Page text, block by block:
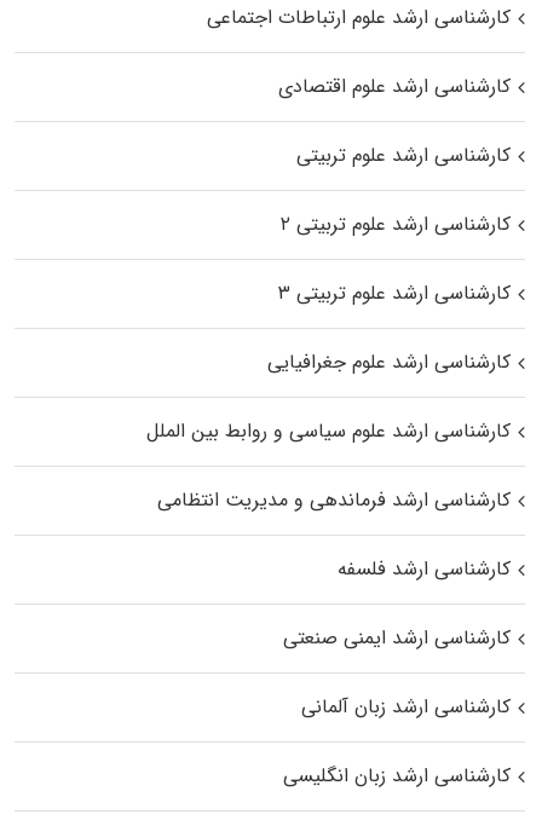
کارشناسی ارشد علوم ارتباطات اجتماعی
کارشناسی ارشد علوم اقتصادی
کارشناسی ارشد علوم تربیتی
کارشناسی ارشد علوم تربیتی ۲
کارشناسی ارشد علوم تربیتی ۳
کارشناسی ارشد علوم جغرافیایی
کارشناسی ارشد علوم سیاسی و روابط بین الملل
کارشناسی ارشد فرماندهی و مدیریت انتظامی
کارشناسی ارشد فلسفه
کارشناسی ارشد ایمنی صنعتی
کارشناسی ارشد زبان آلمانی
کارشناسی ارشد زبان انگلیسی